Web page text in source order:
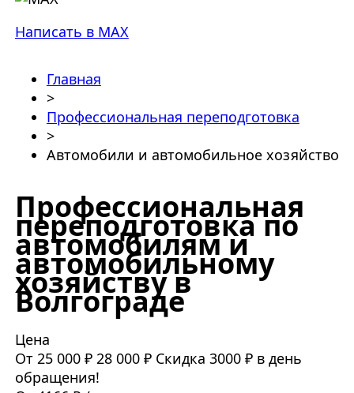
Написать в MAX
Главная
>
Профессиональная переподготовка
>
Автомобили и автомобильное хозяйство
Профессиональная
переподготовка по
автомобилям и
автомобильному
хозяйству в
Волгограде
Цена
От 25 000 ₽ 28 000 ₽ Скидка 3000 ₽ в день
обращения!